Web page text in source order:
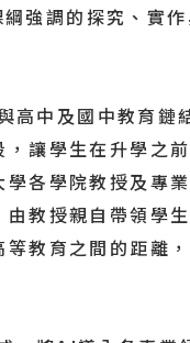
強調的探究、實
中及國中教育鏈
讓學生在升學之
各學院教授及專
教授親自帶領學
教育之間的距離